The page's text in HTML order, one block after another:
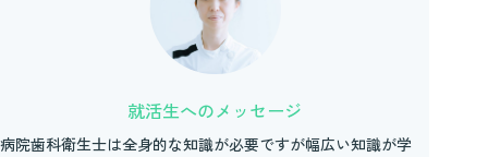
就活生へのメッセージ
病院歯科衛生士は全身的な知識が必要ですが幅広い知識が学